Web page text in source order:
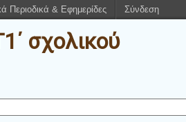
σχολικού
Περιοδικά & Εφημερίδες Σύνδεση